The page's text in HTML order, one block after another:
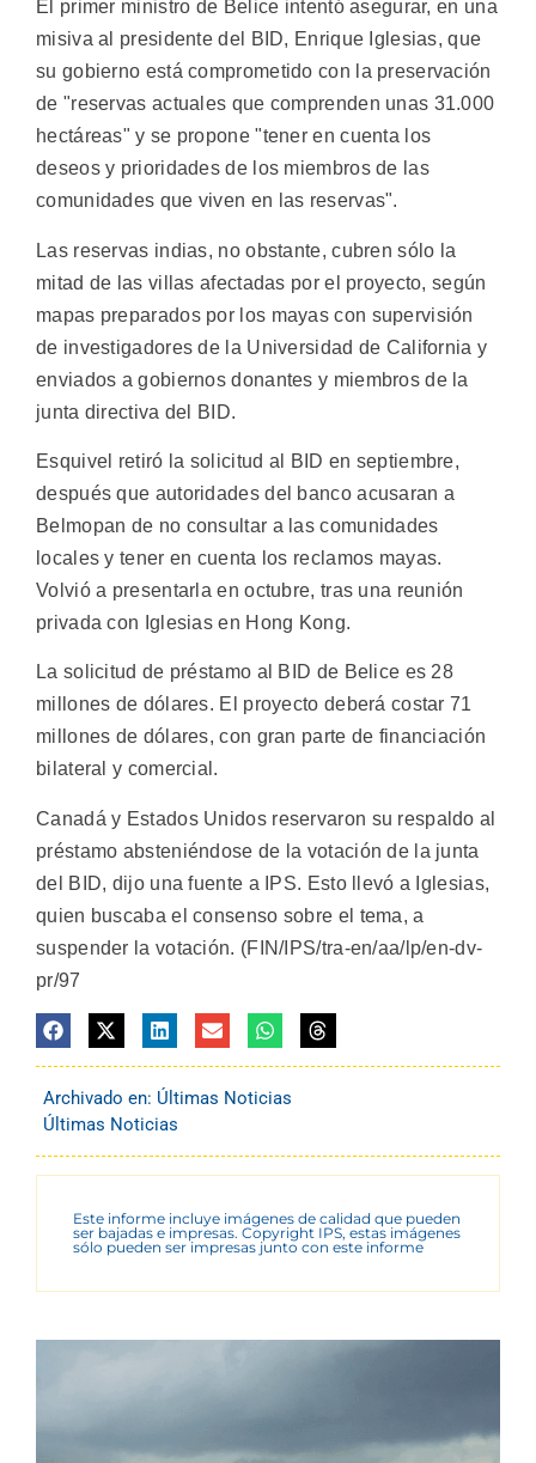
El primer ministro de Belice intentó asegurar, en una
misiva al presidente del BID, Enrique Iglesias, que
su gobierno está comprometido con la preservación
de "reservas actuales que comprenden unas 31.000
hectáreas" y se propone "tener en cuenta los
deseos y prioridades de los miembros de las
comunidades que viven en las reservas".
Las reservas indias, no obstante, cubren sólo la
mitad de las villas afectadas por el proyecto, según
mapas preparados por los mayas con supervisión
de investigadores de la Universidad de California y
enviados a gobiernos donantes y miembros de la
junta directiva del BID.
Esquivel retiró la solicitud al BID en septiembre,
después que autoridades del banco acusaran a
Belmopan de no consultar a las comunidades
locales y tener en cuenta los reclamos mayas.
Volvió a presentarla en octubre, tras una reunión
privada con Iglesias en Hong Kong.
La solicitud de préstamo al BID de Belice es 28
millones de dólares. El proyecto deberá costar 71
millones de dólares, con gran parte de financiación
bilateral y comercial.
Canadá y Estados Unidos reservaron su respaldo al
préstamo absteniéndose de la votación de la junta
del BID, dijo una fuente a IPS. Esto llevó a Iglesias,
quien buscaba el consenso sobre el tema, a
suspender la votación. (FIN/IPS/tra-en/aa/lp/en-dv-
pr/97
Archivado en: Últimas Noticias
Últimas Noticias
Este informe incluye imágenes de calidad que pueden
ser bajadas e impresas. Copyright IPS, estas imágenes
sólo pueden ser impresas junto con este informe